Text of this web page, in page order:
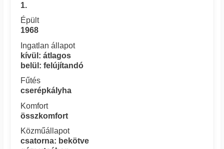
1.
Épült
1968
Ingatlan állapot
kívül: átlagos
belül: felújítandó
Fűtés
cserépkályha
Komfort
összkomfort
Közműállapot
csatorna: bekötve